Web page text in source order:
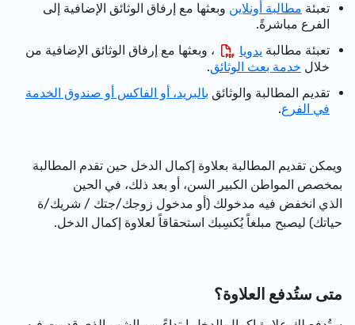
تعبئةمطالبة أونلاينوبعثها مع إرفاق الوثائق الإضافية إلى
الفرع مباشرةً.
تعبئة مطالبةيدويا ، وبعثهامع إرفاق الوثائق الإضافية من
خلالخدمة بعث الوثائق.
تقديم المطالبة والوثائقبالبريد، أو الفاكس أو صندوق الخدمة
في الفرع
ويمكن تقديم المطالبة بعلاوة إكمال الدخل حين تقدم المطالبة
بمخصص المواطن الكبير السن، أو بعد ذلك، في الحين
الذي انخفض فيه مدخولك (أو مدخول زوجك/جتك / شريك/ة
حياتك) ليصبح مبلغاً يُكسِبك استحقاقاً لعلاوة إكمال الدخل.
متى ستُدفع العلاوة؟